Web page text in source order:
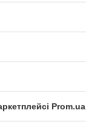
Prom.ua